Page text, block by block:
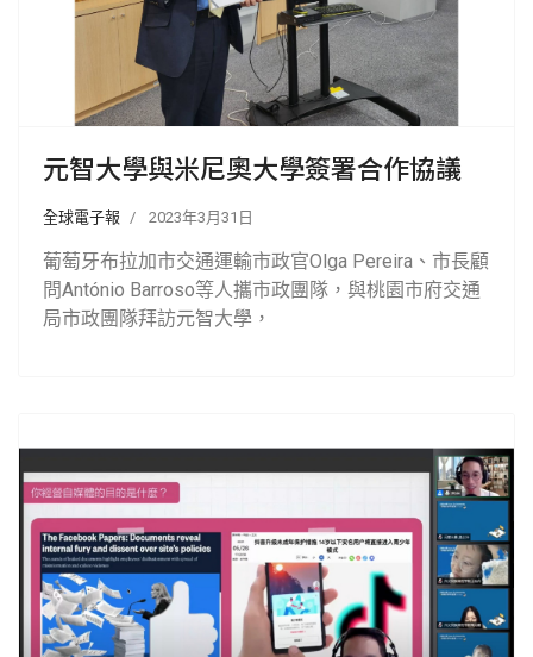
元智大學與米尼奧大學簽署合作協議
全球電子報 2023年3月31日
葡萄牙布拉加市交通運輸市政官Olga Pereira、市長顧
問António Barroso等人攜市政團隊，與桃園市府交通
局市政團隊拜訪元智大學，